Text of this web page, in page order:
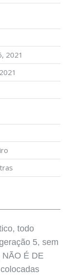
2021
todo
5, sem
NÃO É DE